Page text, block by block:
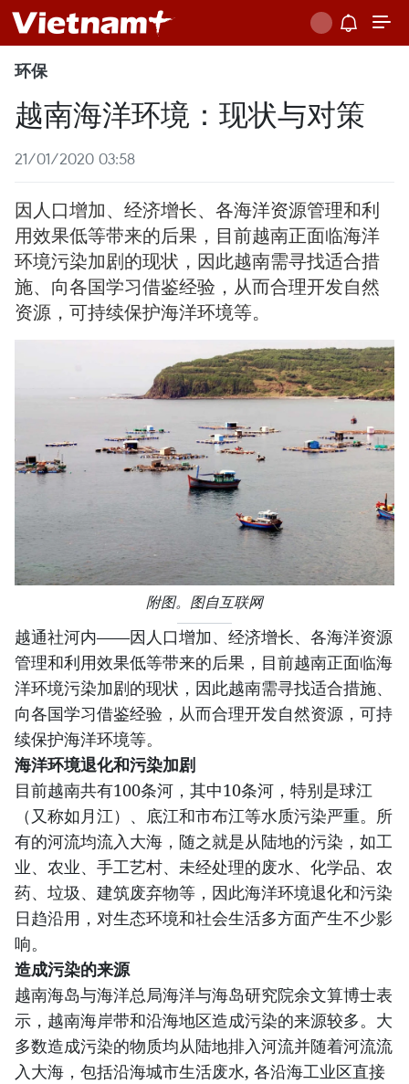
环保
越南海洋环境：现状与对策
21/01/2020 03:58
因人口增加、经济增长、各海洋资源管理和利
用效果低等带来的后果，目前越南正面临海洋
环境污染加剧的现状，因此越南需寻找适合措
施、向各国学习借鉴经验，从而合理开发自然
资源，可持续保护海洋环境等。
附图。图自互联网
越通社河内——因人口增加、经济增长、各海洋资源
管理和利用效果低等带来的后果，目前越南正面临海
洋环境污染加剧的现状，因此越南需寻找适合措施、
向各国学习借鉴经验，从而合理开发自然资源，可持
续保护海洋环境等。
海洋环境退化和污染加剧
目前越南共有100条河，其中10条河，特别是球江
（又称如月江）、底江和市布江等水质污染严重。所
有的河流均流入大海，随之就是从陆地的污染，如工
业、农业、手工艺村、未经处理的废水、化学品、农
药、垃圾、建筑废弃物等，因此海洋环境退化和污染
日趋沿用，对生态环境和社会生活多方面产生不少影
响。
造成污染的来源
越南海岛与海洋总局海洋与海岛研究院余文算博士表
示，越南海岸带和沿海地区造成污染的来源较多。大
多数造成污染的物质均从陆地排入河流并随着河流流
入大海，包括沿海城市生活废水, 各沿海工业区直接